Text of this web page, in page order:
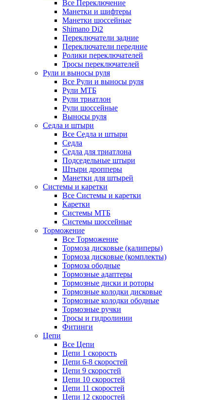
Все Переключение
Манетки и шифтеры
Манетки шоссейные
Shimano Di2
Переключатели задние
Переключатели передние
Ролики переключателей
Тросы переключателей
Рули и выносы руля
Все Рули и выносы руля
Рули МТБ
Рули триатлон
Рули шоссейные
Выносы руля
Седла и штыри
Все Седла и штыри
Седла
Седла для триатлона
Подседельные штыри
Штыри дропперы
Манетки для штырей
Системы и каретки
Все Системы и каретки
Каретки
Системы МТБ
Системы шоссейные
Торможение
Все Торможение
Тормоза дисковые (калиперы)
Тормоза дисковые (комплекты)
Тормоза ободные
Тормозные адаптеры
Тормозные диски и роторы
Тормозные колодки дисковые
Тормозные колодки ободные
Тормозные ручки
Тросы и гидролинии
Фитинги
Цепи
Все Цепи
Цепи 1 скорость
Цепи 6-8 скоростей
Цепи 9 скоростей
Цепи 10 скоростей
Цепи 11 скоростей
Цепи 12 скоростей